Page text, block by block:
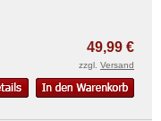
49,99 €
zzgl. Versand